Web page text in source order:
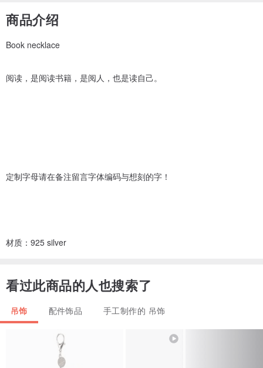
商品介绍
Book necklace
阅读，是阅读书籍，是阅人，也是读自己。
定制字母请在备注留言字体编码与想刻的字！
材质：925 silver
看过此商品的人也搜索了
吊饰 配件饰品 手工制作的 吊饰